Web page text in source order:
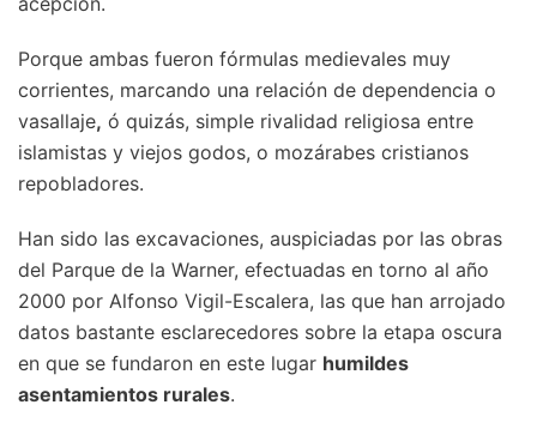
Porque ambas fueron fórmulas medievales muy
corrientes, marcando una relación de dependencia o
vasallaje, ó quizás, simple rivalidad religiosa entre
islamistas y viejos godos, o mozárabes cristianos
repobladores.
Han sido las excavaciones, auspiciadas por las obras
del Parque de la Warner, efectuadas en torno al año
2000 por Alfonso Vigil-Escalera, las que han arrojado
datos bastante esclarecedores sobre la etapa oscura
en que se fundaron en este lugar humildes
asentamientos rurales.